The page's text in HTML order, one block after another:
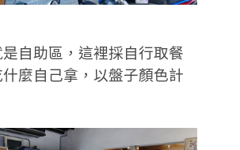
自助區，這裡採自行取餐
麼自己拿，以盤子顏色計